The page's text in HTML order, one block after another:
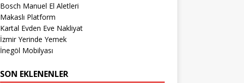
Bosch Manuel El Aletleri
Makaslı Platform
Kartal Evden Eve Nakliyat
İzmir Yerinde Yemek
İnegöl Mobilyası
SON EKLENENLER